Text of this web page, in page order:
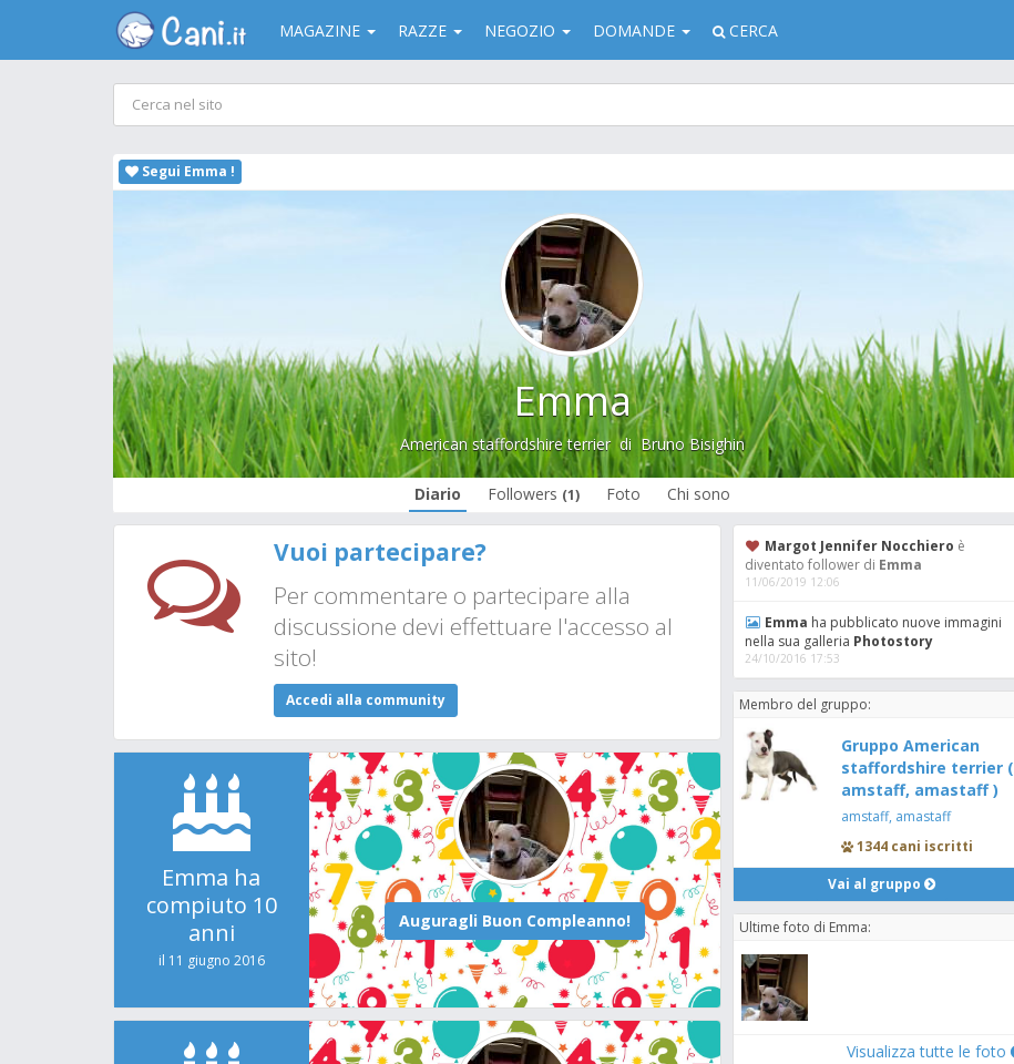
MAGAZINE RAZZE NEGOZIO DOMANDE CERCA
Segui Emma !
Emma
American staffordshire terrierdiBruno Bisighin
Diario Followers (1) Foto Chi sono
Vuoi partecipare?
Per commentare o partecipare alla
discussione devi effettuare l'accesso al
sito!
Accedi alla community
Emma ha
compiuto 10
anni
il 11 giugno 2016
Margot Jennifer Nocchiero è
diventato follower di Emma
11/06/2019 12:06
Emma ha pubblicato nuove immagini
nella sua galleria Photostory
24/10/2016 17:53
Membro del gruppo:
Gruppo American
staffordshire terrier (
amstaff, amastaff )
amstaff, amastaff
1344 cani iscritti
Vai al gruppo
Ultime foto di Emma:
Visualizza tutte le foto